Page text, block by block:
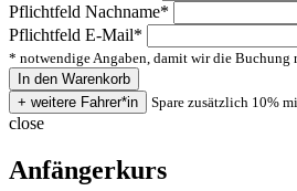
Pflichtfeld Nachname*
Pflichtfeld E-Mail*
* notwendige Angaben, damit wir die Buchung
Spare zusätzlich 10%
close
Anfängerkurs